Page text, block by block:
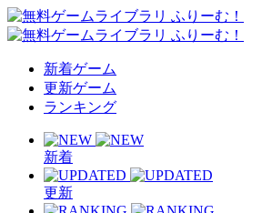
新着ゲーム
更新ゲーム
ランキング
新着
更新